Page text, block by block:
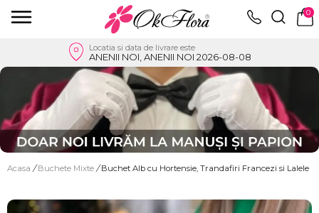
0
Locatia si data de livrare este
ANENII NOI, ANENII NOI 2026-08-08
Acasa / Buchete Mixte / Buchet Alb cu Hortensie, Trandafiri Francezi si Lalele